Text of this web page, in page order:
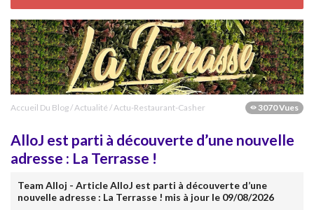
Accueil Du Blog/ Actualité / Actu-Restaurant-Casher 3070 Vues
AlloJ est parti à découverte d’une nouvelle
adresse : La Terrasse !
Team Alloj - Article AlloJ est parti à découverte d’une
nouvelle adresse : La Terrasse ! mis à jour le 09/08/2026